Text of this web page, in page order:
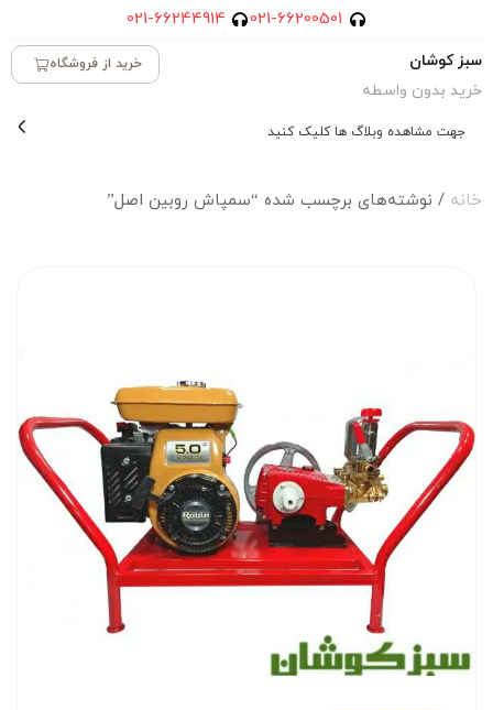
021-66200501
021-66244914
سبز کوشان خرید از فروشگاه
خرید بدون واسطه
جهت مشاهده وبلاگ ها کلیک کنید
خانه / نوشته‌های برچسب شده “سمپاش روبین اصل”